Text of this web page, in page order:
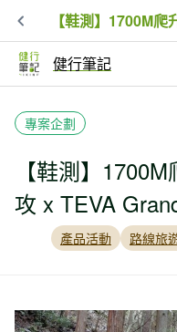
健行筆記
最新文章
【入
保育
專案企劃
【鞋測】
攻 x TEVA
產品活動 路線旅